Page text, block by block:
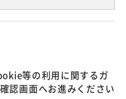
等の利用に関するガ
認画面へお進みください